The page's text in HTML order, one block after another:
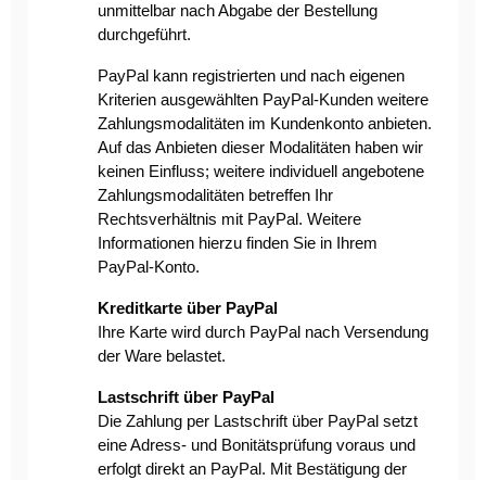
unmittelbar nach Abgabe der Bestellung
durchgeführt.
PayPal kann registrierten und nach eigenen
Kriterien ausgewählten PayPal-Kunden weitere
Zahlungsmodalitäten im Kundenkonto anbieten.
Auf das Anbieten dieser Modalitäten haben wir
keinen Einfluss; weitere individuell angebotene
Zahlungsmodalitäten betreffen Ihr
Rechtsverhältnis mit PayPal. Weitere
Informationen hierzu finden Sie in Ihrem
PayPal-Konto.
Kreditkarte über PayPal
Ihre Karte wird durch PayPal nach Versendung
der Ware belastet.
Lastschrift über PayPal
Die Zahlung per Lastschrift über PayPal setzt
eine Adress- und Bonitätsprüfung voraus und
erfolgt direkt an PayPal. Mit Bestätigung der